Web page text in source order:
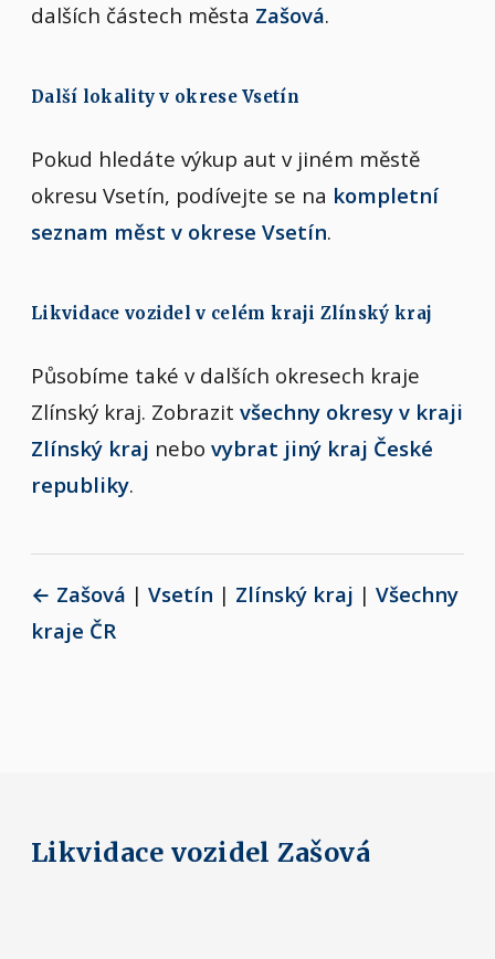
dalších částech města Zašová.
Další lokality v okrese Vsetín
Pokud hledáte výkup aut v jiném městě
okresu Vsetín, podívejte se na kompletní
seznam měst v okrese Vsetín.
Likvidace vozidel v celém kraji Zlínský kraj
Působíme také v dalších okresech kraje
Zlínský kraj. Zobrazit všechny okresy v kraji
Zlínský kraj nebo vybrat jiný kraj České
republiky.
← Zašová | Vsetín | Zlínský kraj | Všechny
kraje ČR
Likvidace vozidel Zašová